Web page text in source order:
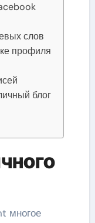
слов
профиля
блог
многое